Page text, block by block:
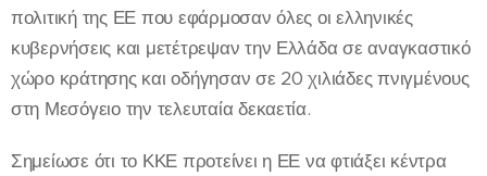
πολιτική της ΕΕ που εφάρμοσαν όλες οι ελληνικές
κυβερνήσεις και μετέτρεψαν την Ελλάδα σε αναγκαστικό
χώρο κράτησης και οδήγησαν σε 20 χιλιάδες πνιγμένους
στη Μεσόγειο την τελευταία δεκαετία.
Σημείωσε ότι το ΚΚΕ προτείνει η ΕΕ να φτιάξει κέντρα